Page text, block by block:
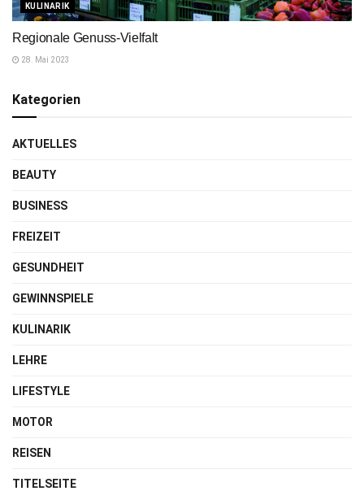
KULINARIK
Regionale Genuss-Vielfalt
28. Mai 2023
Kategorien
AKTUELLES
BEAUTY
BUSINESS
FREIZEIT
GESUNDHEIT
GEWINNSPIELE
KULINARIK
LEHRE
LIFESTYLE
MOTOR
REISEN
TITELSEITE